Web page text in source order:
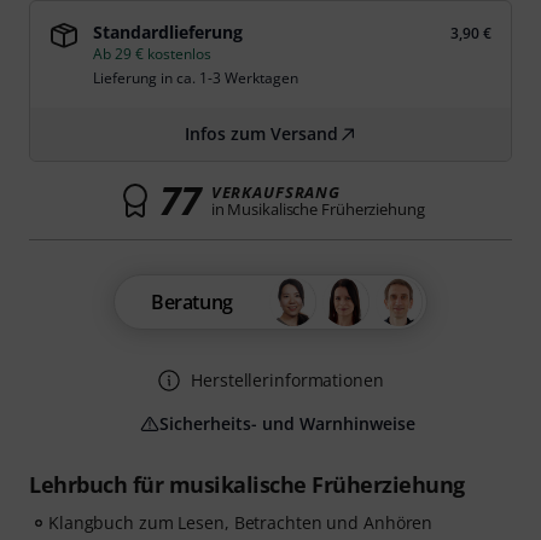
Lehrbuch für musikalische Früherziehung
Klangbuch zum Lesen, Betrachten und Anhören
Standardlieferung
3,90 €
Ab 29 € kostenlos
Lieferung in ca. 1-3 Werktagen
Infos zum Versand
77 VERKAUFSRANG
in Musikalische Früherziehung
Beratung
Herstellerinformationen
Sicherheits- und Warnhinweise